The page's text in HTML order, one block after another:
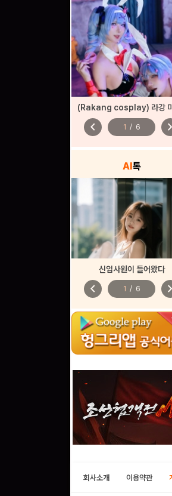
chevron_left 1 / 6
AI톡
신입사원이 들어왔다
chevron_left 1 / 6
회사소개 이용약관